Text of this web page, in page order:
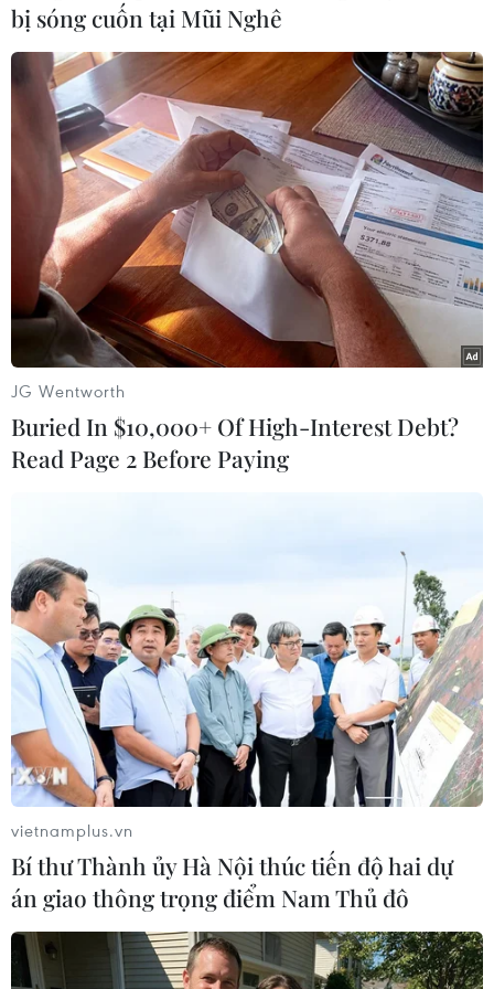
MOU cũng xác định rõ vai trò, trách nhiệm của
các bên tham gia ký kết để thựchiện các hoạt
động hiệu quả nhằm đạt được mục đích trên.
Các lĩnh vực đào tạonhân lực gồm: tăng cường
cơ hội học tập từ Nhật Bản cũng như "các hoạt
động sảnxuất" của Nhật Bản tại Việt Nam (giáo
dục tại trường học); tạo cơ hội việc làmcho
người lao động Việt Nam có nguyện vọng được
làm việc trong các doanh nghiệpNhật Bản (hỗ
trợ việc làm); thúc đẩy ham muốn nâng cao kỹ
năng của người laođộng Việt Nam (đào tạo
trong quá trình lao động: gồm cả lao động
không có kỹnăng và lao động có kỹ năng); tăng
cường cơ hội học tập về mô hình quản lý
NhậtBản tại Việt Nam (đào tạo ở cấp quản lý).
chung Việt-Nhật,” từ tháng 7/2013 đến tháng
12/2014./.
Phúc Hằng (TTXVN)
bị sóng cuốn tại Mũi Nghê
JG Wentworth
Buried In $10,000+ Of High-Interest Debt?
Read Page 2 Before Paying
vietnamplus.vn
Bí thư Thành ủy Hà Nội thúc tiến độ hai dự
án giao thông trọng điểm Nam Thủ đô